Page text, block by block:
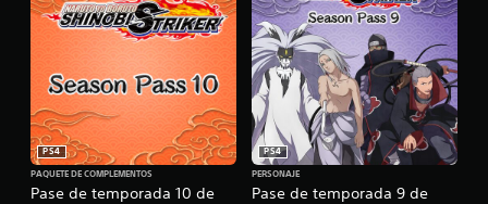
Pase de temporada 10 de
PS4
PAQUETE DE COMPLEMENTOS
Pase de temporada 9 de
PS4
PERSONAJE